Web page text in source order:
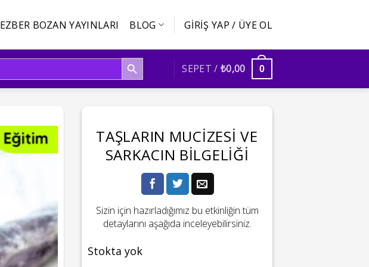
EZBER BOZAN YAYINLARI BLOG GIRIŞ YAP / ÜYE OL
SEARCH BUTTON
SEPET / ₺0,00 0
TAŞLARIN MUCIZESI VE
SARKACIN BILGELIĞI
Sizin için hazırladığımız bu etkinliğin tüm
detaylarını aşağıda inceleyebilirsiniz.
Stokta yok